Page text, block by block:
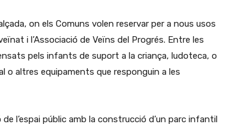
on els Comuns volen reservar per a nous usos
i l’Associació de Veïns del Progrés. Entre les
pels infants de suport a la criança, ludoteca, o
o altres equipaments que responguin a les
l’espai públic amb la construcció d’un parc infantil